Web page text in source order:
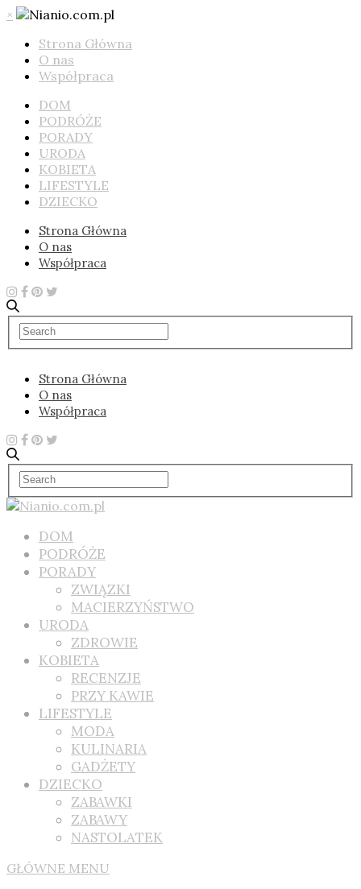
×
Strona Główna
O nas
Współpraca
DOM
PODRÓŻE
PORADY
URODA
KOBIETA
LIFESTYLE
DZIECKO
Strona Główna
O nas
Współpraca
Strona Główna
O nas
Współpraca
DOM
PODRÓŻE
PORADY
ZWIĄZKI
MACIERZYŃSTWO
URODA
ZDROWIE
KOBIETA
RECENZJE
PRZY KAWIE
LIFESTYLE
MODA
KULINARIA
GADŻETY
DZIECKO
ZABAWKI
ZABAWY
NASTOLATEK
GŁÓWNE MENU